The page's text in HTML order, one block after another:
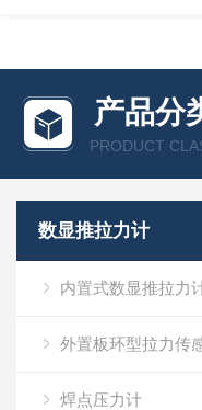
产品分
PRODUCT
数显推拉力计
内置式数显推拉力
外置板环型拉力传
焊点压力计